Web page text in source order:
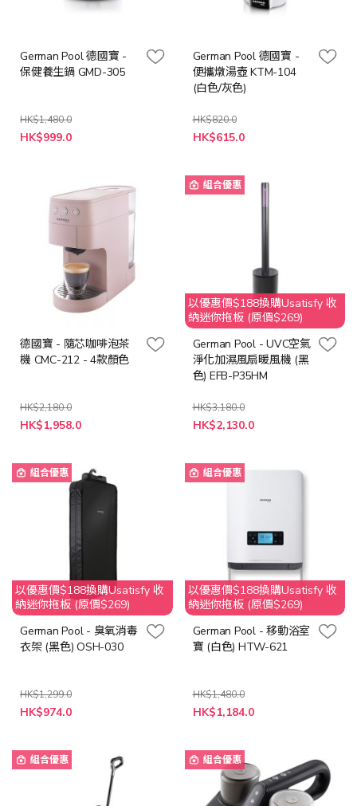
German Pool 德國寶 -
保健養生鍋 GMD-305
HK$1,480.0
特
殊
HK$999.0
German Pool 德國寶 -
便攜燉湯壺 KTM-104
(白色/灰色)
HK$820.0
HK$615.0
德國寶 - 隨芯咖啡泡茶
機 CMC-212 - 4款顏色
HK$2,180.0
HK$1,958.0
組合優惠
以優惠價$188換購Usatisfy 收
納迷你拖板 (原價$269)
German Pool - UVC空氣
淨化加濕風扇暖風機 (黑
色) EFB-P35HM
HK$3,180.0
特
殊
HK$2,130.0
組合優惠
以優惠價$188換購Usatisfy 收
納迷你拖板 (原價$269)
German Pool - 臭氧消毒
衣架 (黑色) OSH-030
HK$1,299.0
特
殊
HK$974.0
組合優惠
以優惠價$188換購Usatisfy 收
納迷你拖板 (原價$269)
German Pool - 移動浴室
寶 (白色) HTW-621
HK$1,480.0
特
殊
HK$1,184.0
組合優惠 組合優惠